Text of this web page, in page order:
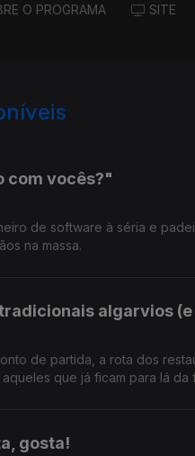
O PROGRAMA SITE
com vocês?"
de software à séria e
na massa.
algarvios (e
de partida, a rota dos
que já ficam para lá da
gosta!